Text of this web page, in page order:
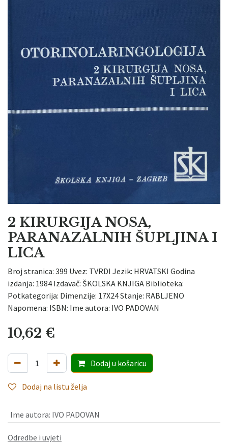
2 KIRURGIJA NOSA,
PARANAZALNIH ŠUPLJINA I
LICA
Broj stranica: 399 Uvez: TVRDI Jezik: HRVATSKI Godina
izdanja: 1984 Izdavač: ŠKOLSKA KNJIGA Biblioteka:
Potkategorija: Dimenzije: 17X24 Stanje: RABLJENO
Napomena: ISBN: Ime autora: IVO PADOVAN
10,62 €
Dodaju košaricu
Dodaj na listu želja
Ime autora: IVO PADOVAN
Odredbe i uvjeti